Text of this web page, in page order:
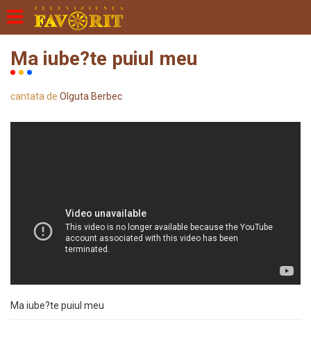
Ma iube?te puiul meu
cantata de Olguta Berbec
Ma iube?te puiul meu